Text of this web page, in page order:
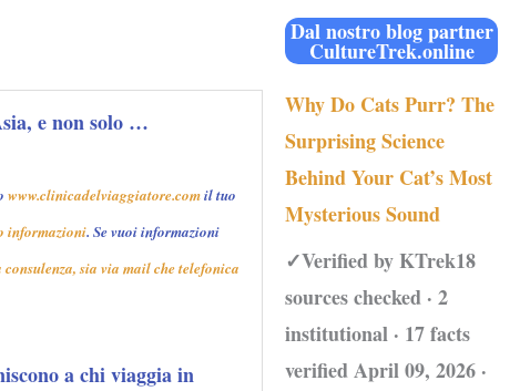
e non solo …
www.clinicadelviaggiatore.comil tuo
informazioni. Se vuoi informazioni
sia via mail che telefonica
a chi viaggia in
Dal nostro blog partner
CultureTrek.online
Why Do Cats Purr? The
Surprising Science
Behind Your Cat’s Most
Mysterious Sound
✓Verified by KTrek18
sources checked · 2
institutional · 17 facts
verified April 09, 2026 ·